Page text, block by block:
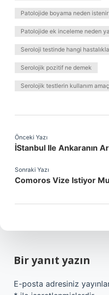
Patolojide boyama neden istenir
Patolojide ek inceleme neden
Seroloji testinde hangi
Serolojik pozitif ne demek
Serolojik testlerin kullanım
Önceki Yazı
İStanbul Ile Ankaranın
Sonraki Yazı
Comoros Vize Istiyor Mu
Bir yanıt yazın
E-posta adresiniz